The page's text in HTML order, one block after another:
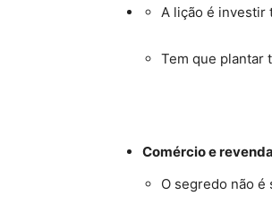
A lição é investir
Tem que plantar
Comércio e
O segredo não é